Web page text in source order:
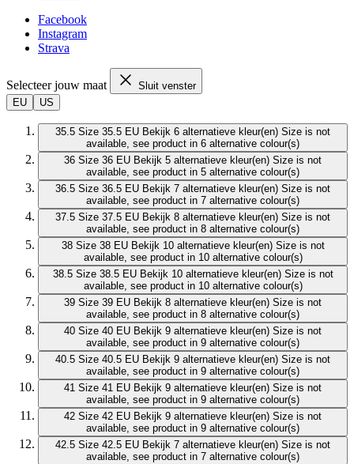
Facebook
Instagram
Strava
Selecteer jouw maat
Sluit venster
EU
US
35.5 Size 35.5 EU Bekijk 6 alternatieve kleur(en) Size is not
available, see product in 6 alternative colour(s)
36 Size 36 EU Bekijk 5 alternatieve kleur(en) Size is not
available, see product in 5 alternative colour(s)
36.5 Size 36.5 EU Bekijk 7 alternatieve kleur(en) Size is not
available, see product in 7 alternative colour(s)
37.5 Size 37.5 EU Bekijk 8 alternatieve kleur(en) Size is not
available, see product in 8 alternative colour(s)
38 Size 38 EU Bekijk 10 alternatieve kleur(en) Size is not
available, see product in 10 alternative colour(s)
38.5 Size 38.5 EU Bekijk 10 alternatieve kleur(en) Size is not
available, see product in 10 alternative colour(s)
39 Size 39 EU Bekijk 8 alternatieve kleur(en) Size is not
available, see product in 8 alternative colour(s)
40 Size 40 EU Bekijk 9 alternatieve kleur(en) Size is not
available, see product in 9 alternative colour(s)
40.5 Size 40.5 EU Bekijk 9 alternatieve kleur(en) Size is not
available, see product in 9 alternative colour(s)
41 Size 41 EU Bekijk 9 alternatieve kleur(en) Size is not
available, see product in 9 alternative colour(s)
42 Size 42 EU Bekijk 9 alternatieve kleur(en) Size is not
available, see product in 9 alternative colour(s)
42.5 Size 42.5 EU Bekijk 7 alternatieve kleur(en) Size is not
available, see product in 7 alternative colour(s)